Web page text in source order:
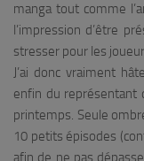
manga tout comme
l’impression d’être
stresser pour les
J’ai donc vraiment
enfin du représentant
printemps. Seule
10 petits épisodes
afin de ne pas